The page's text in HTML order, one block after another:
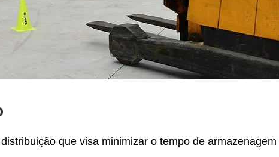
que visa minimizar o tempo de